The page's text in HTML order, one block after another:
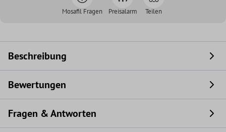
Mosafil Fragen Preisalarm Teilen
Beschreibung
Bewertungen
Fragen & Antworten